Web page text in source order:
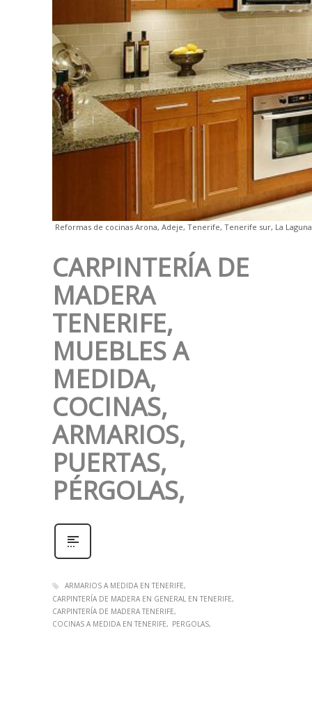
Reformas de cocinas Arona, Adeje, Tenerife, Tenerife sur, La
CARPINTERÍA DE
MADERA
TENERIFE,
MUEBLES A
MEDIDA,
COCINAS,
ARMARIOS,
PUERTAS,
PÉRGOLAS,
ARMARIOS A MEDIDA EN TENERIFE
CARPINTERÍA DE MADERA EN GENERAL EN TENERIFE
CARPINTERÍA DE MADERA TENERIFE
COCINAS A MEDIDA EN TENERIFE
PERGOLAS